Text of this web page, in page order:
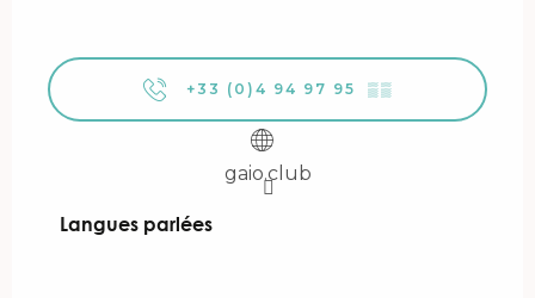
+33 (0)4 94 97 95 ▒▒
gaio.club
Langues parlées
Langues parlées